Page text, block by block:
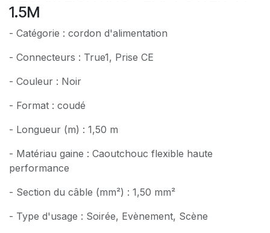
1.5M
- Catégorie : cordon d'alimentation
- Connecteurs : True1, Prise CE
- Couleur : Noir
- Format : coudé
- Longueur (m) : 1,50 m
- Matériau gaine : Caoutchouc flexible haute
performance
- Section du câble (mm²) : 1,50 mm²
- Type d'usage : Soirée, Evènement, Scène